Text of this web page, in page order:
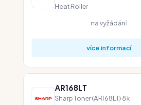
Heat Roller
na vyžádání
více informací
AR168LT
Sharp Toner (AR168LT) 8k